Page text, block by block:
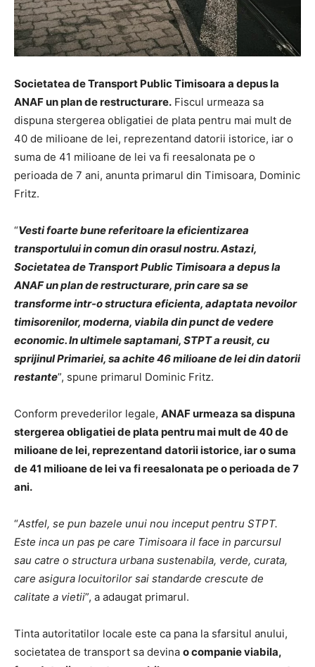
Societatea de Transport Public Timisoara a depus la
ANAF un plan de restructurare. Fiscul urmeaza sa
dispuna stergerea obligatiei de plata pentru mai mult de
40 de milioane de lei, reprezentand datorii istorice, iar o
suma de 41 milioane de lei va fi reesalonata pe o
perioada de 7 ani, anunta primarul din Timisoara, Dominic
Fritz.
“Vesti foarte bune referitoare la eficientizarea
transportului in comun din orasul nostru. Astazi,
Societatea de Transport Public Timisoara a depus la
ANAF un plan de restructurare, prin care sa se
transforme intr-o structura eficienta, adaptata nevoilor
timisorenilor, moderna, viabila din punct de vedere
economic. In ultimele saptamani, STPT a reusit, cu
sprijinul Primariei, sa achite 46 milioane de lei din datorii
restante”, spune primarul Dominic Fritz.
Conform prevederilor legale, ANAF urmeaza sa dispuna
stergerea obligatiei de plata pentru mai mult de 40 de
milioane de lei, reprezentand datorii istorice, iar o suma
de 41 milioane de lei va fi reesalonata pe o perioada de 7
ani.
“Astfel, se pun bazele unui nou inceput pentru STPT.
Este inca un pas pe care Timisoara il face in parcursul
sau catre o structura urbana sustenabila, verde, curata,
care asigura locuitorilor sai standarde crescute de
calitate a vietii”, a adaugat primarul.
Tinta autoritatilor locale este ca pana la sfarsitul anului,
societatea de transport sa devina o companie viabila,